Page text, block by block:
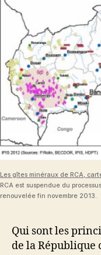
Les gîtes minéraux de RCA,
RCA est suspendue du
renouvelée fin novembre 2013.
Qui sont les
de la